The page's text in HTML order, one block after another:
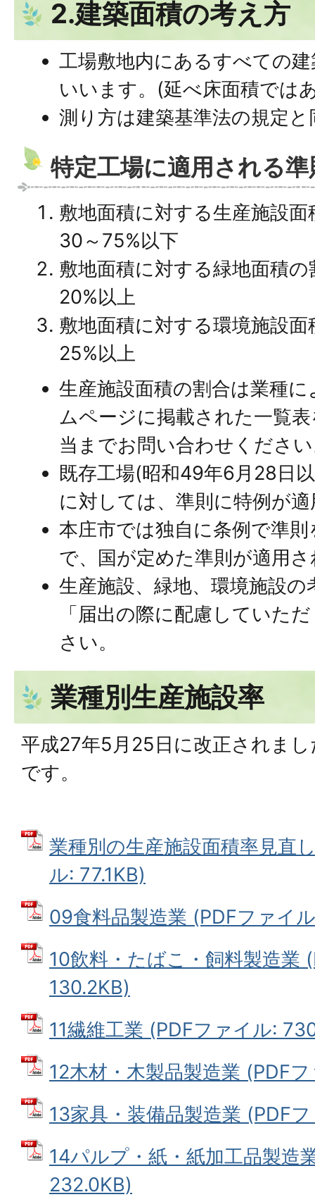
2.建築面積の考え方
工場敷地内にあるすべての
いいます。(延べ床面積では
測り方は建築基準法の規定
特定工場に適用される準
敷地面積に対する生産施設面
30～75%以下
敷地面積に対する緑地面積の
20%以上
敷地面積に対する環境施設
25%以上
生産施設面積の割合は業種
ムページに掲載された一覧
当までお問い合わせくださ
既存工場(昭和49年6月28日
に対しては、準則に特例が
本庄市では独自に条例で準
で、国が定めた準則が適用
生産施設、緑地、環境施設
「届出の際に配慮していた
さい。
業種別生産施設率
平成27年5月25日に改正されま
です。
業種別の生産施設面積率見直
ル: 77.1KB)
09食料品製造業 (PDFファイ
10飲料・たばこ・飼料製造業
130.2KB)
11繊維工業 (PDFファイル:
12木材・木製品製造業 (PDF
13家具・装備品製造業 (PDF
14パルプ・紙・紙加工品製造
232.0KB)